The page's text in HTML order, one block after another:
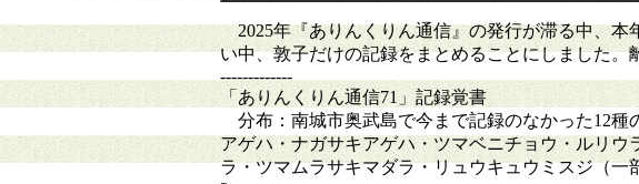
2025年『ありんくりん通信』の発行が滞る中、本
い中、敦子だけの記録をまとめることにしました
-------------
「ありんくりん通信71」記録覚書
分布：南城市奥武島で今まで記録のなかった12種
アゲハ・ナガサキアゲハ・ツマベニチョウ・ルリ
ラ・ツマムラサキマダラ・リュウキュウミスジ（一